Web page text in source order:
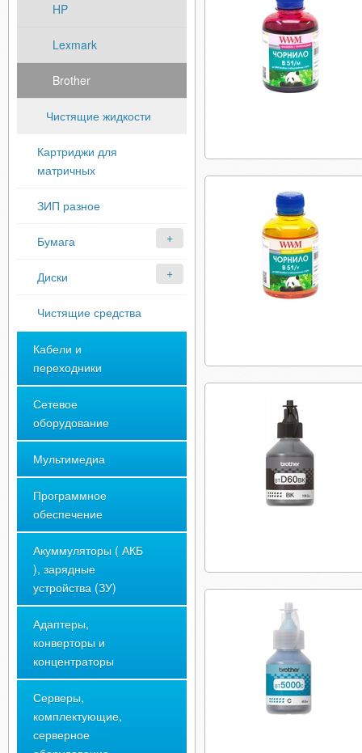
HP
Lexmark
Brother
Чистящие жидкости
Картриджи для
матричных
ЗИП разное
Бумага
Диски
Чистящие средства
Кабели и
переходники
Сетевое
оборудование
Мультимедиа
Программное
обеспечение
Акуммуляторы ( АКБ
), зарядные
устройства (ЗУ)
Адаптеры,
конверторы и
концентраторы
Серверы,
комплектующие,
серверное